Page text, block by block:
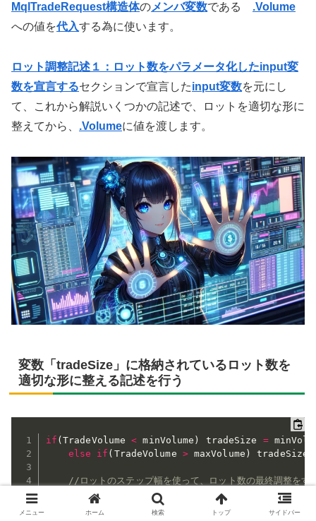
MqlTradeRequest構造体のメンバ変数である .Volume
への値を代入する為に使います。
ロット調整記述１：ロット数をパラメータ化したinput変
数を宣言するセクションで宣言したinput変数を元にし
て、これから解説いくつかの記述で、ロットを適切な形に
整えてから、 .Volumeに値を渡します。
変数「tradeSize」に格納されているロット数を
適切な形に整える記述を行う
if (TradeVolume < minVolume ) tradeSize =
else
if ( TradeVolume > maxVolume ) tradeSize
//ロットのステップ幅を使って、ロット数の最終調整をす
else tradeSize = (TradeVolume /
メニュー ホーム 検索 トップ サイドバー